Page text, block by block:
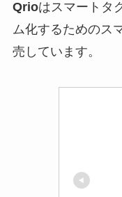
Qrioはスマートタ
ム化するためのス
売しています。